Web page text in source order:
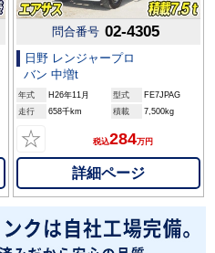
問合番号 02-4305
日野 レンジャープロ
バン 中増t
年式 H26年11月 型式
FE7JPAG
走行
658千km 積載 7,500kg
☆ 税込284万円
詳細ページ